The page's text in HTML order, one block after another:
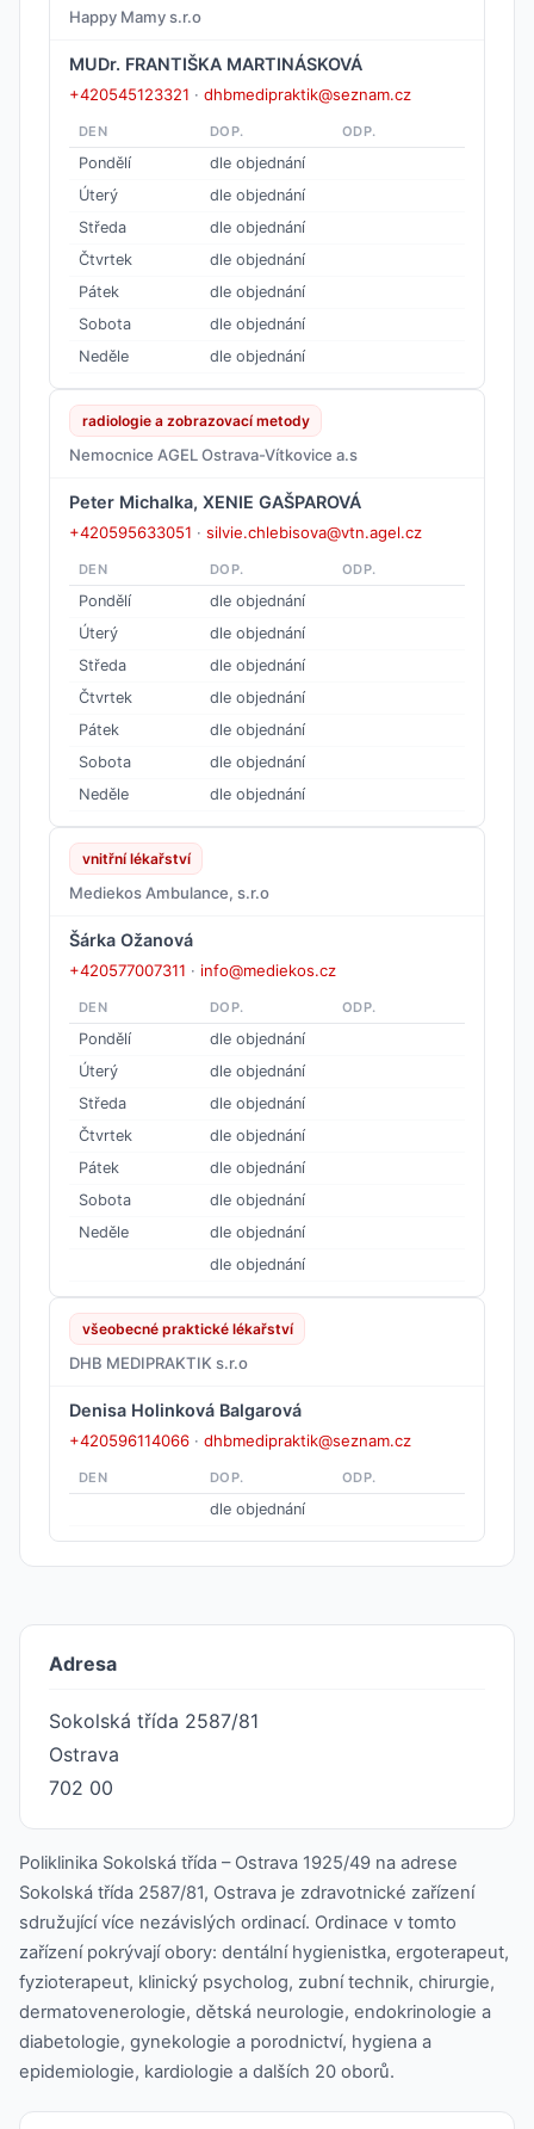
Happy Mamy s.r.o
MUDr. FRANTIŠKA MARTINÁSKOVÁ
+420545123321 · dhbmedipraktik@seznam.cz
DEN DOP. ODP.
Pondělí
dle objednání
Úterý
dle objednání
Středa
dle objednání
Čtvrtek
dle objednání
Pátek
dle objednání
Sobota
dle objednání
Neděle
dle objednání
radiologie a zobrazovací metody
Nemocnice AGEL Ostrava-Vítkovice a.s
Peter Michalka, XENIE GAŠPAROVÁ
+420595633051 · silvie.chlebisova@vtn.agel.cz
DEN DOP. ODP.
Pondělí
dle objednání
Úterý
dle objednání
Středa
dle objednání
Čtvrtek
dle objednání
Pátek
dle objednání
Sobota
dle objednání
Neděle
dle objednání
vnitřní lékařství
Mediekos Ambulance, s.r.o
Šárka Ožanová
+420577007311 · info@mediekos.cz
DEN DOP. ODP.
Pondělí
dle objednání
Úterý
dle objednání
Středa
dle objednání
Čtvrtek
dle objednání
Pátek
dle objednání
Sobota
dle objednání
Neděle
dle objednání
dle objednání
všeobecné praktické lékařství
DHB MEDIPRAKTIK s.r.o
Denisa Holinková Balgarová
+420596114066 · dhbmedipraktik@seznam.cz
DEN DOP. ODP.
dle objednání
Adresa
Sokolská třída 2587/81
Ostrava
702 00
Poliklinika Sokolská třída – Ostrava 1925/49 na adrese
Sokolská třída 2587/81, Ostrava je zdravotnické zařízení
sdružující více nezávislých ordinací. Ordinace v tomto
zařízení pokrývají obory: dentální hygienistka, ergoterapeut,
fyzioterapeut, klinický psycholog, zubní technik, chirurgie,
dermatovenerologie, dětská neurologie, endokrinologie a
diabetologie, gynekologie a porodnictví, hygiena a
epidemiologie, kardiologie a dalších 20 oborů.